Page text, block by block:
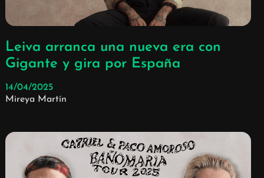
Leiva arranca una nueva era con
Gigante y gira por España
14/04/2025
Mireya Martín